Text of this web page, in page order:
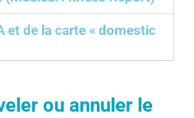
et de la carte « domestic
ou annuler le